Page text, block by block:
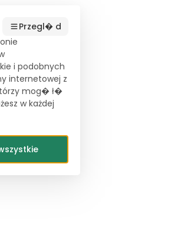
Przegl� d
i podobnych
internetowej z
mog� ł�
w każdej